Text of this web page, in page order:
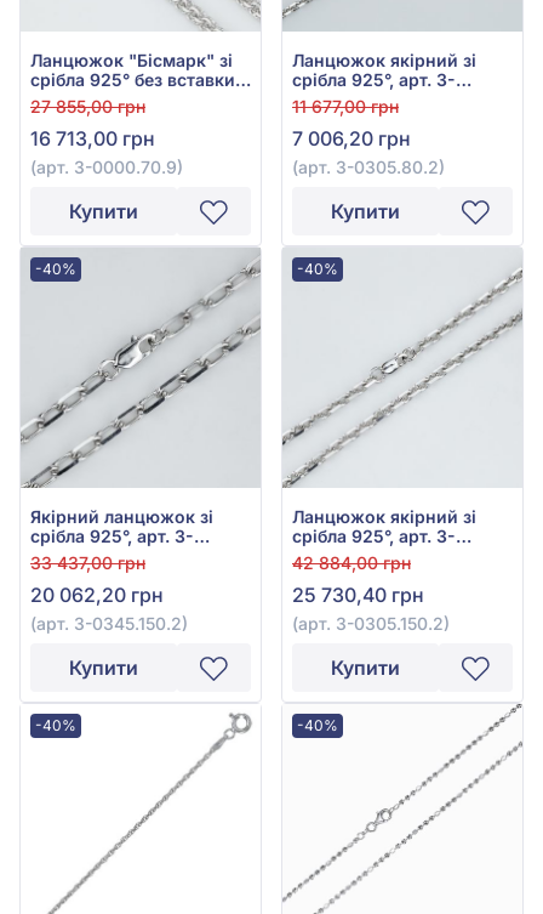
Ланцюжок "Бісмарк" зі
срібла 925° без вставки,
арт. 3-0000.70.9
27 855,00 грн
16 713,00 грн
(арт. 3-0000.70.9)
Купити
Ланцюжок якірний зі
срібла 925°, арт. 3-
0305.80.2
11 677,00 грн
7 006,20 грн
(арт. 3-0305.80.2)
Купити
-40%
Якірний ланцюжок зі
срібла 925°, арт. 3-
0345.150.2
33 437,00 грн
20 062,20 грн
(арт. 3-0345.150.2)
Купити
-40%
Ланцюжок якірний зі
срібла 925°, арт. 3-
0305.150.2
42 884,00 грн
25 730,40 грн
(арт. 3-0305.150.2)
Купити
-40% -40%